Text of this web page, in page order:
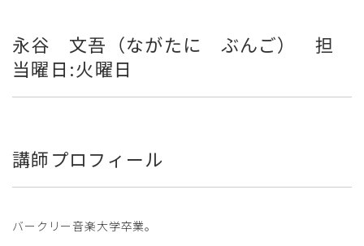
永谷 文吾（ながたに ぶんご） 担
当曜日:火曜日
講師プロフィール
バークリー音楽大学卒業。